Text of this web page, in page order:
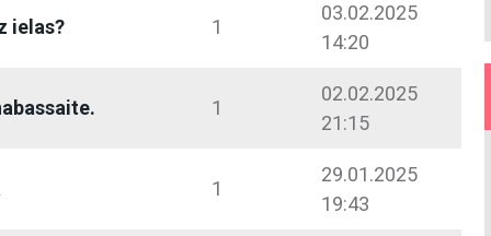
ielas? 1
03.02.2025
14:20
1
02.02.2025
21:15
1
29.01.2025
19:43